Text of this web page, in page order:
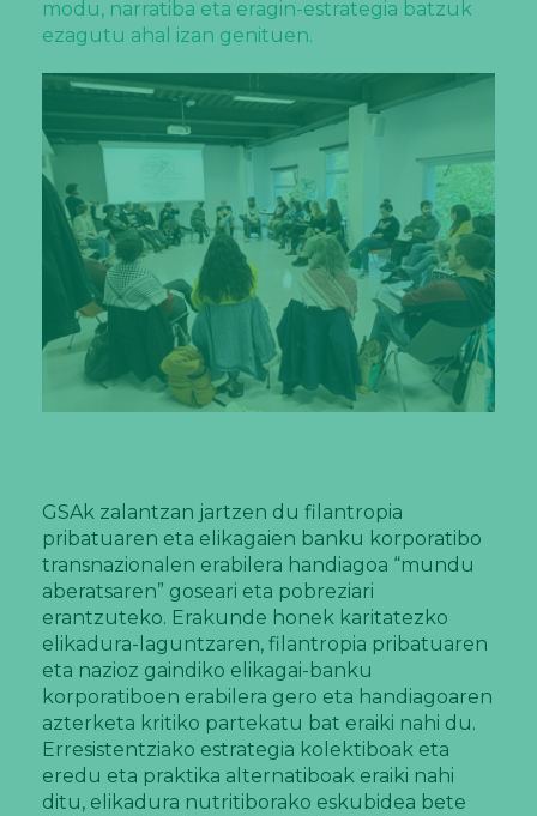
modu, narratiba eta eragin-estrategia batzuk
ezagutu ahal izan genituen.
GSAk zalantzan jartzen du filantropia
pribatuaren eta elikagaien banku korporatibo
transnazionalen erabilera handiagoa “mundu
aberatsaren” goseari eta pobreziari
erantzuteko. Erakunde honek karitatezko
elikadura-laguntzaren, filantropia pribatuaren
eta nazioz gaindiko elikagai-banku
korporatiboen erabilera gero eta handiagoaren
azterketa kritiko partekatu bat eraiki nahi du.
Erresistentziako estrategia kolektiboak eta
eredu eta praktika alternatiboak eraiki nahi
ditu, elikadura nutritiborako eskubidea bete